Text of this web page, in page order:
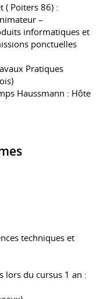
( Poiters 86) :
–
informatiques et
ponctuelles
Pratiques
Haussmann : Hôte
techniques et
lors du cursus 1 an :